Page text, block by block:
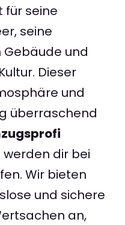
für seine
seine
und
Dieser
und
überraschend
werden dir bei
Wir bieten
und sichere
an,